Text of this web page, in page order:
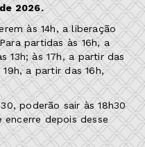
2026.
às 14h, a liberação
partidas às 16h, a
13h; às 17h, a partir das
a partir das 16h,
poderão sair às 18h30
encerre depois desse